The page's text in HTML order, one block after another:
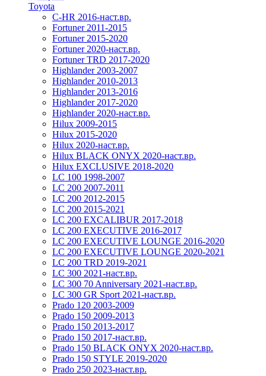
Toyota
C-HR 2016-наст.вр.
Fortuner 2011-2015
Fortuner 2015-2020
Fortuner 2020-наст.вр.
Fortuner TRD 2017-2020
Highlander 2003-2007
Highlander 2010-2013
Highlander 2013-2016
Highlander 2017-2020
Highlander 2020-наст.вр.
Hilux 2009-2015
Hilux 2015-2020
Hilux 2020-наст.вр.
Hilux BLACK ONYX 2020-наст.вр.
Hilux EXCLUSIVE 2018-2020
LC 100 1998-2007
LC 200 2007-2011
LC 200 2012-2015
LC 200 2015-2021
LC 200 EXCALIBUR 2017-2018
LC 200 EXECUTIVE 2016-2017
LC 200 EXECUTIVE LOUNGE 2016-2020
LC 200 EXECUTIVE LOUNGE 2020-2021
LC 200 TRD 2019-2021
LC 300 2021-наст.вр.
LC 300 70 Anniversary 2021-наст.вр.
LC 300 GR Sport 2021-наст.вр.
Prado 120 2003-2009
Prado 150 2009-2013
Prado 150 2013-2017
Prado 150 2017-наст.вр.
Prado 150 BLACK ONYX 2020-наст.вр.
Prado 150 STYLE 2019-2020
Prado 250 2023-наст.вр.